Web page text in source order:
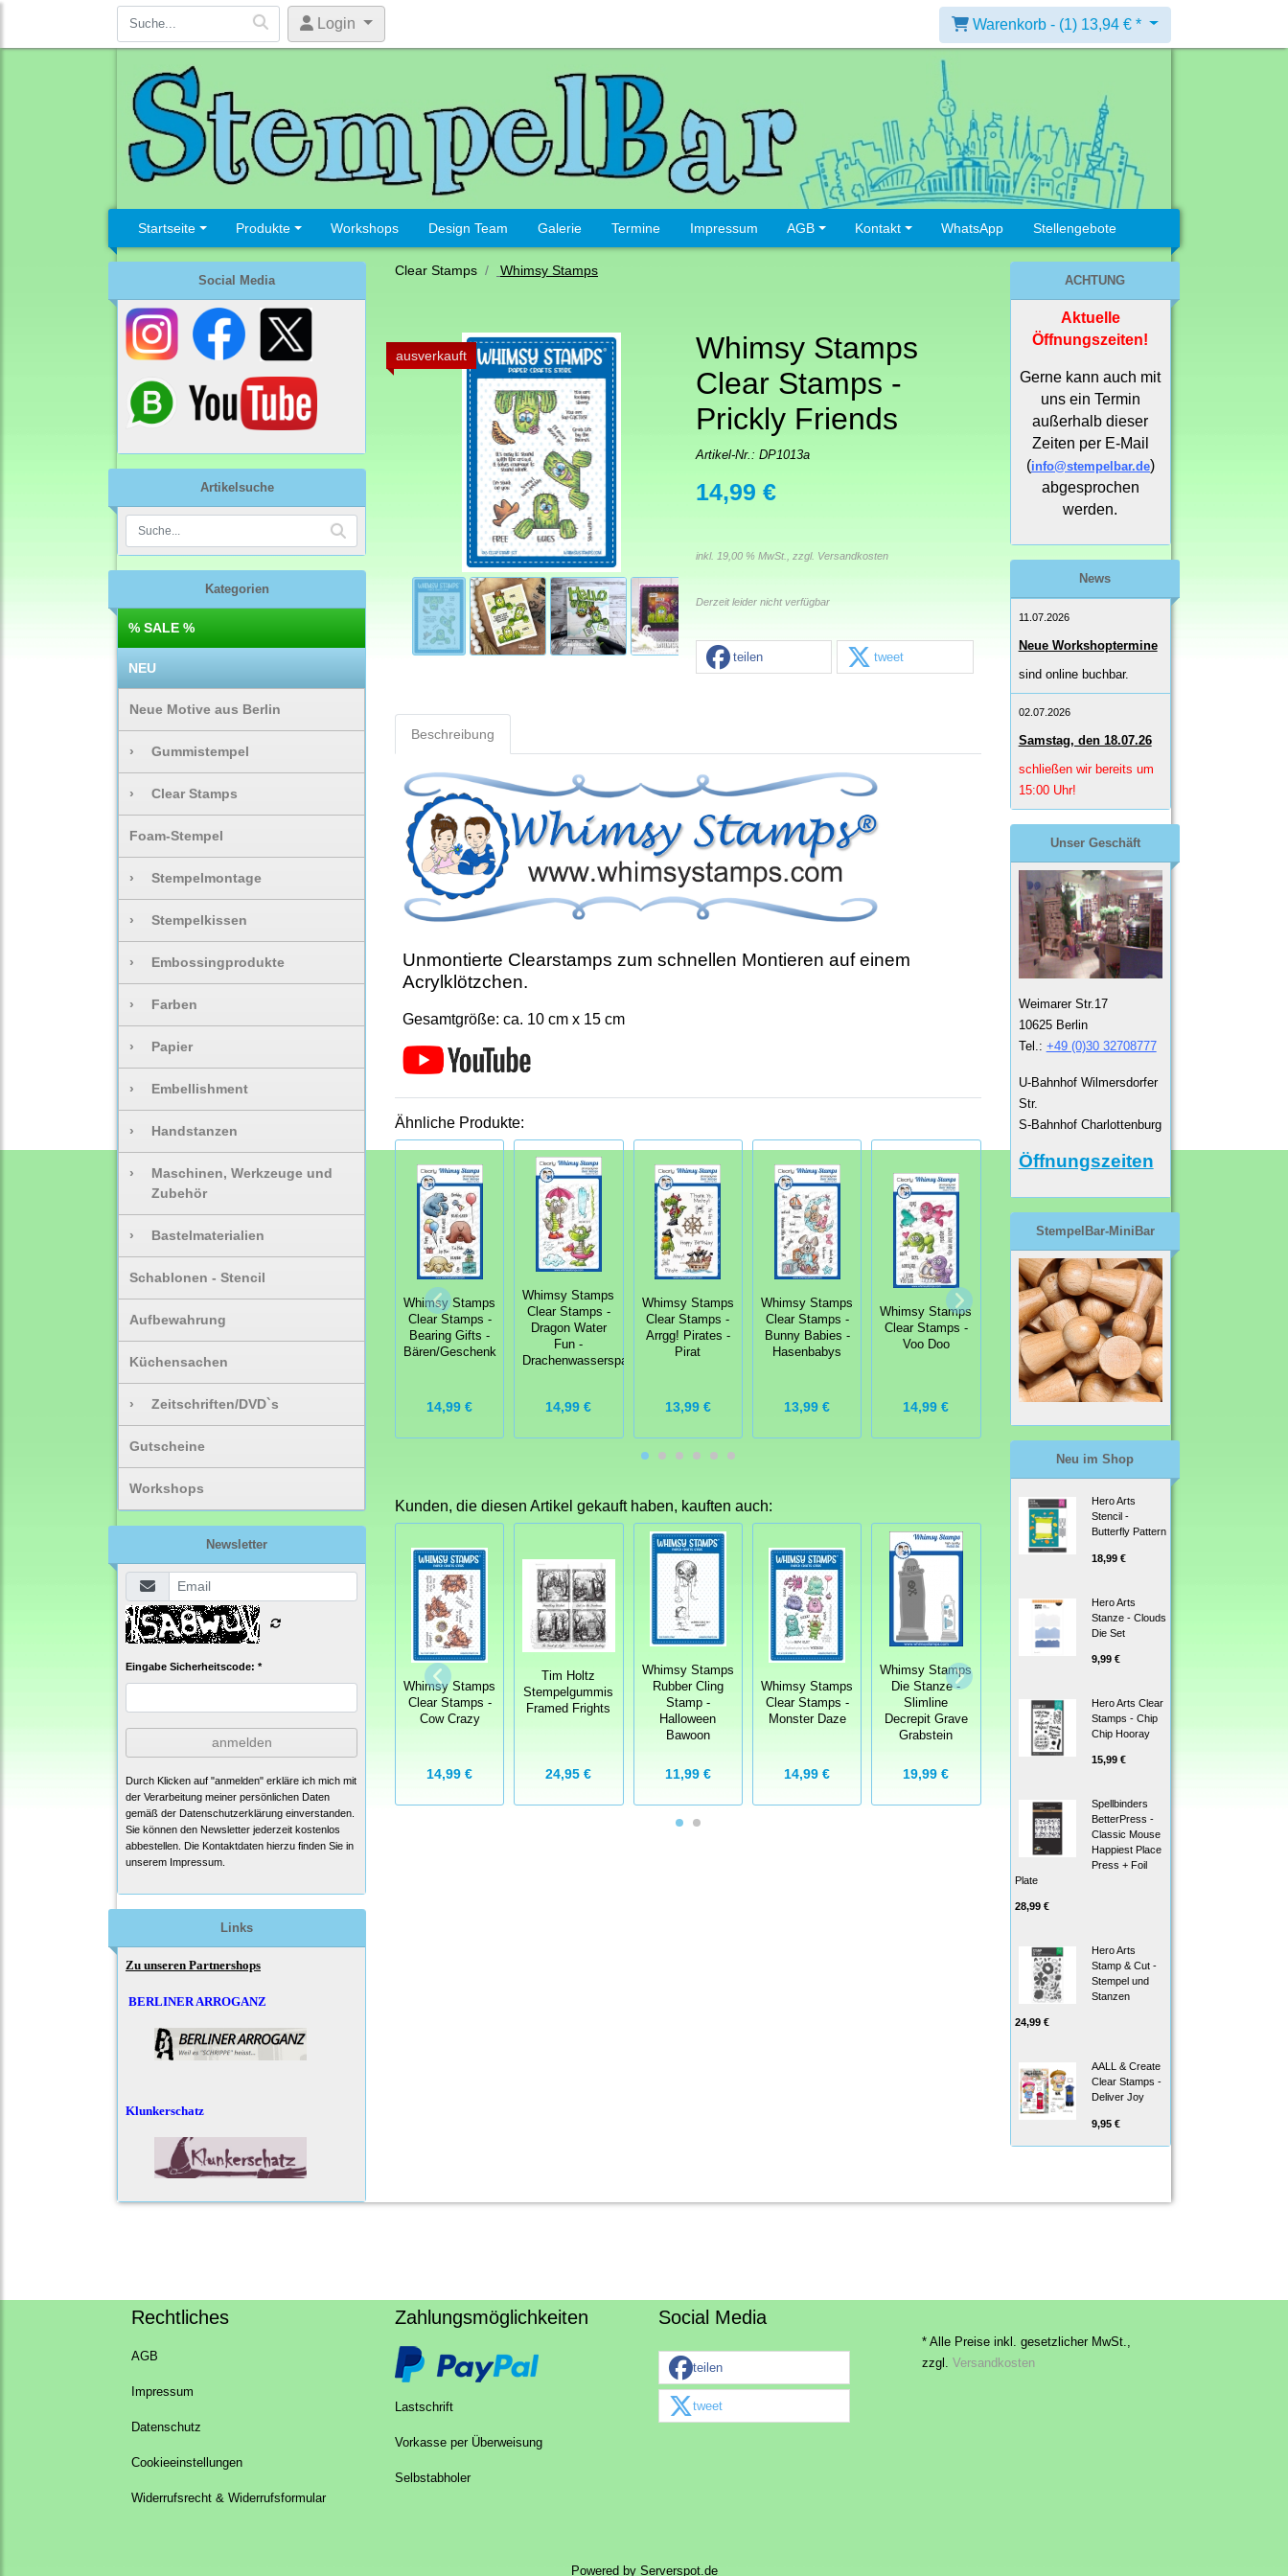
Login Warenkorb - (1) 13,94 € *
Startseite Produkte Workshops Design Team Galerie Termine Impressum AGB Kontakt WhatsApp Stellengebote
Social Media
Artikelsuche
Kategorien
% SALE %
NEU
Neue Motive aus Berlin
› Gummistempel
› Clear Stamps
Foam-Stempel
› Stempelmontage
› Stempelkissen
› Embossingprodukte
› Farben
› Papier
› Embellishment
› Handstanzen
›
Maschinen, Werkzeuge und
Zubehör
› Bastelmaterialien
Schablonen - Stencil
Aufbewahrung
Küchensachen
› Zeitschriften/DVD`s
Gutscheine
Workshops
Newsletter
Eingabe Sicherheitscode: *
anmelden
Durch Klicken auf "anmelden" erkläre ich mich mit
der Verarbeitung meiner persönlichen Daten
gemäß der Datenschutzerklärung einverstanden.
Sie können den Newsletter jederzeit kostenlos
abbestellen. Die Kontaktdaten hierzu finden Sie in
unserem Impressum.
Links
Zu unseren Partnershops
BERLINER ARROGANZ
Klunkerschatz
Clear Stamps Whimsy Stamps
ausverkauft
Whimsy Stamps
Clear Stamps -
Prickly Friends
Artikel-Nr.: DP1013a
14,99 €
inkl. 19,00 % MwSt., zzgl. Versandkosten
Derzeit leider nicht verfügbar
teilen tweet
Beschreibung
Unmontierte Clearstamps zum schnellen Montieren auf einem
Acrylklötzchen.
Gesamtgröße: ca. 10 cm x 15 cm
Ähnliche Produkte:
Whimsy Stamps
Clear Stamps -
Bearing Gifts -
Bären/Geschenk
14,99 €
Whimsy Stamps
Clear Stamps -
Dragon Water
Fun -
Drachenwasserspaß
14,99 €
Whimsy Stamps
Clear Stamps -
Arrgg! Pirates -
Pirat
13,99 €
Whimsy Stamps
Clear Stamps -
Bunny Babies -
Hasenbabys
13,99 €
Whimsy Stamps
Clear Stamps -
Voo Doo
14,99 €
Whimsy Stamps
Clear Stamps -
Polka Dot Pals
Colton
13,99 €
Whimsy Stamps
Clear Stamps -
Dragon
Christmas
Cheer Drachen
Weihnachten
14,99 €
Kunden, die diesen Artikel gekauft haben, kauften auch:
Whimsy Stamps
Clear Stamps -
Cow Crazy
14,99 €
Tim Holtz
Stempelgummis
Framed Frights
24,95 €
Whimsy Stamps
Rubber Cling
Stamp -
Halloween
Bawoon
11,99 €
Whimsy Stamps
Clear Stamps -
Monster Daze
14,99 €
Whimsy Stamps
Die Stanze -
Slimline
Decrepit Grave
Grabstein
19,99 €
Clear Stamps -
Voo Doo
ACHTUNG
Aktuelle
Öffnungszeiten!
Gerne kann auch mit
uns ein Termin
außerhalb dieser
Zeiten per E-Mail
(info@stempelbar.de)
abgesprochen
werden.
News
11.07.2026
Neue Workshoptermine
sind online buchbar.
02.07.2026
Samstag, den 18.07.26
schließen wir bereits um
15:00 Uhr!
Unser Geschäft
Weimarer Str.17
10625 Berlin
Tel.: +49 (0)30 32708777
U-Bahnhof Wilmersdorfer
Str.
S-Bahnhof Charlottenburg
Öffnungszeiten
StempelBar-MiniBar
Neu im Shop
Hero Arts
Stencil -
Butterfly Pattern
18,99 €
Hero Arts
Stanze - Clouds
Die Set
9,99 €
Hero Arts Clear
Stamps - Chip
Chip Hooray
15,99 €
Spellbinders
BetterPress -
Classic Mouse
Happiest Place
Press + Foil
Plate
28,99 €
Hero Arts
Stamp & Cut -
Stempel und
Stanzen
24,99 €
AALL & Create
Clear Stamps -
Deliver Joy
9,95 €
Rechtliches
AGB
Impressum
Datenschutz
Cookieeinstellungen
Widerrufsrecht & Widerrufsformular
Zahlungsmöglichkeiten
Lastschrift
Vorkasse per Überweisung
Selbstabholer
Social Media
teilen
tweet
* Alle Preise inkl. gesetzlicher MwSt.,
zzgl. Versandkosten
Powered by Serverspot.de